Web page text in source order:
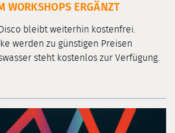
WORKSHOPS ERGÄNZT
bleibt weiterhin kostenfrei.
werden zu günstigen Preisen
steht kostenlos zur Verfügung.